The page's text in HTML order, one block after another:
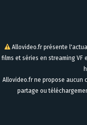
Allovideo.fr présente
films et séries en streaming VF
Allovideo.fr ne propose aucun
partage ou